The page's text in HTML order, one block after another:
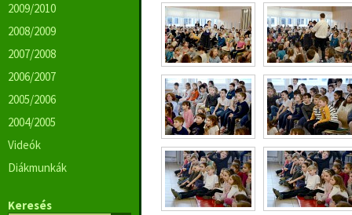
2009/2010
2008/2009
2007/2008
2006/2007
2005/2006
2004/2005
Videók
Diákmunkák
Keresés